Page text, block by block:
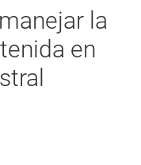
la
en